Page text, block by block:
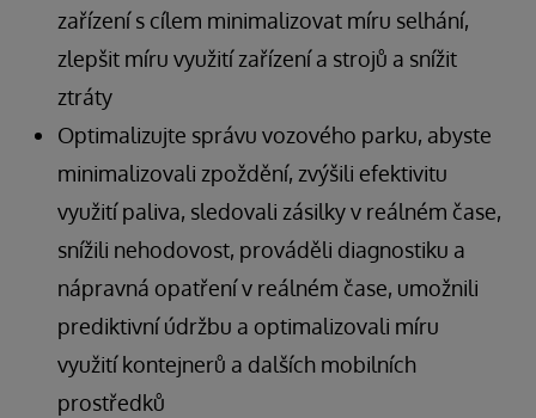
zařízení s cílem minimalizovat míru selhání,
zlepšit míru využití zařízení a strojů a snížit
ztráty
Optimalizujte správu vozového parku, abyste
minimalizovali zpoždění, zvýšili efektivitu
využití paliva, sledovali zásilky v reálném čase,
snížili nehodovost, prováděli diagnostiku a
nápravná opatření v reálném čase, umožnili
prediktivní údržbu a optimalizovali míru
využití kontejnerů a dalších mobilních
prostředků